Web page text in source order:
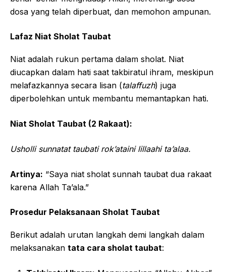
dosa yang telah diperbuat, dan memohon ampunan.
Lafaz Niat Sholat Taubat
Niat adalah rukun pertama dalam sholat. Niat
diucapkan dalam hati saat takbiratul ihram, meskipun
melafazkannya secara lisan (talaffuzh) juga
diperbolehkan untuk membantu memantapkan hati.
Niat Sholat Taubat (2 Rakaat):
Usholli sunnatat taubati rok’ataini lillaahi ta’alaa.
Artinya: “Saya niat sholat sunnah taubat dua rakaat
karena Allah Ta’ala.”
Prosedur Pelaksanaan Sholat Taubat
Berikut adalah urutan langkah demi langkah dalam
melaksanakan tata cara sholat taubat: